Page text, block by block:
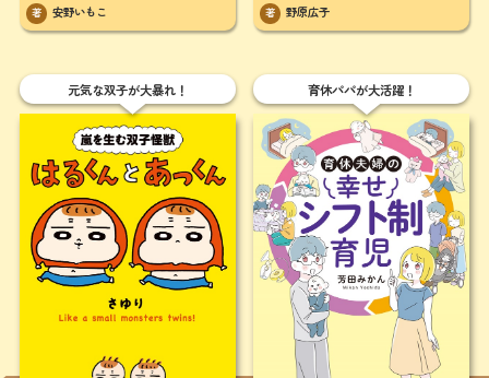
著 安野いもこ 著 野原広子
元気な双子が大暴れ！ 育休パパが大活躍！